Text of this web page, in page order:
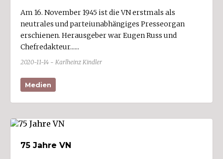
Nahrungs- und Genussmittel (11)
öffentlicher Dienst
Papier/Bürobedarf
Politik (5)
Soziales (1)
Stickerei (6)
Am 16. November 1945 ist die VN erstmals als
neutrales und parteiunabhängiges Presseorgan
erschienen. Herausgeber war Eugen Russ und
Chefredakteur......
2020-11-14 - Karlheinz Kindler
Medien
75 Jahre VN